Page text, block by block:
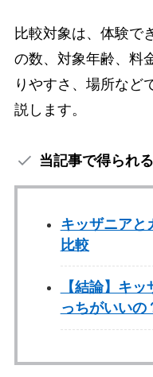
比較対象は、体験で
の数、対象年齢、料
りやすさ、場所など
説します。
当記事で得られ
キッザニアと
比較
【結論】キ
っちがいいの